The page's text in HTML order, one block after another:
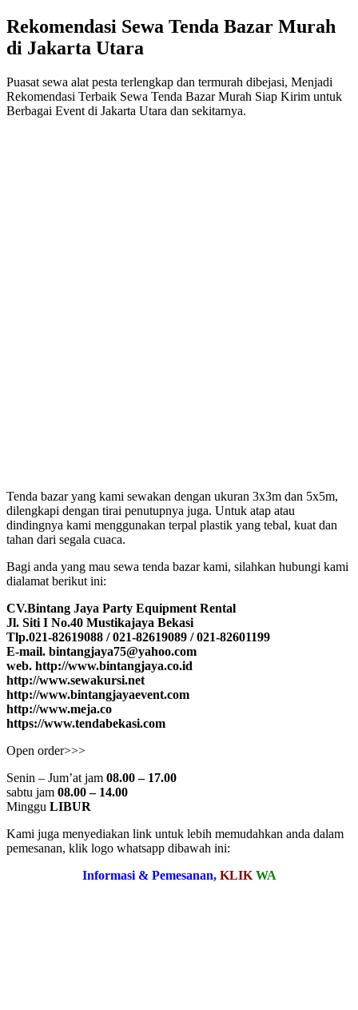
Rekomendasi Sewa Tenda Bazar Murah
di Jakarta Utara
Puasat sewa alat pesta terlengkap dan termurah dibejasi, Menjadi
Rekomendasi Terbaik Sewa Tenda Bazar Murah Siap Kirim untuk
Berbagai Event di Jakarta Utara dan sekitarnya.
Tenda bazar yang kami sewakan dengan ukuran 3x3m dan 5x5m,
dilengkapi dengan tirai penutupnya juga. Untuk atap atau
dindingnya kami menggunakan terpal plastik yang tebal, kuat dan
tahan dari segala cuaca.
Bagi anda yang mau sewa tenda bazar kami, silahkan hubungi kami
dialamat berikut ini:
CV.Bintang Jaya Party Equipment Rental
Jl. Siti I No.40 Mustikajaya Bekasi
Tlp.021-82619088 / 021-82619089 / 021-82601199
E-mail. bintangjaya75@yahoo.com
web. http://www.bintangjaya.co.id
http://www.sewakursi.net
http://www.bintangjayaevent.com
http://www.meja.co
https://www.tendabekasi.com
Open order>>>
Senin – Jum’at jam 08.00 – 17.00
sabtu jam 08.00 – 14.00
Minggu LIBUR
Kami juga menyediakan link untuk lebih memudahkan anda dalam
pemesanan, klik logo whatsapp dibawah ini:
Informasi & Pemesanan, KLIK WA